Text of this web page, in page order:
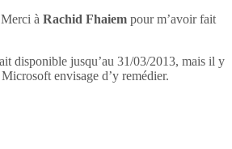
Merci à Rachid Fhaiem pour m’avoir fait
disponible jusqu’au 31/03/2013, mais il y
envisage d’y remédier.